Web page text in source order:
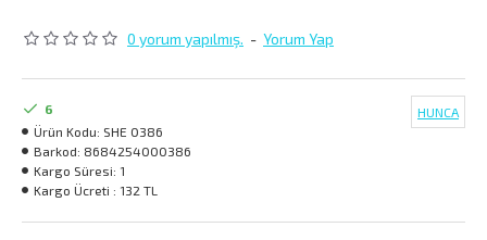
0 yorum yapılmış. - Yorum Yap
6
Ürün Kodu: SHE 0386
Barkod: 8684254000386
Kargo Süresi: 1
Kargo Ücreti : 132 TL
HUNCA